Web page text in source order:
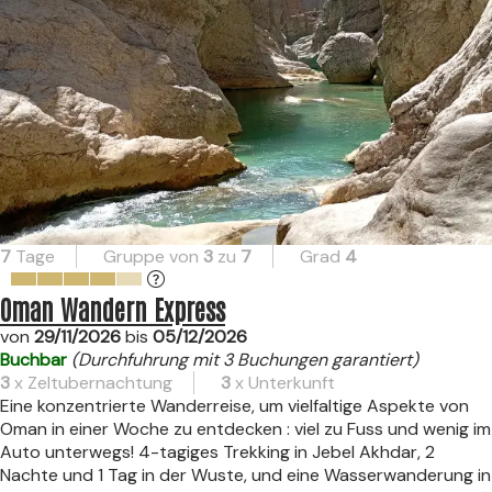
7 Tage Gruppe von 3 zu 7 Grad 4
Oman Wandern Express
von 29/11/2026bis 05/12/2026
Buchbar (Durchfuhrung mit 3 Buchungen garantiert)
3x Zeltubernachtung 3x Unterkunft
Eine konzentrierte Wanderreise, um vielfaltige Aspekte von
Oman in einer Woche zu entdecken : viel zu Fuss und wenig im
Auto unterwegs! 4-tagiges Trekking in Jebel Akhdar, 2
Nachte und 1 Tag in der Wuste, und eine Wasserwanderung in